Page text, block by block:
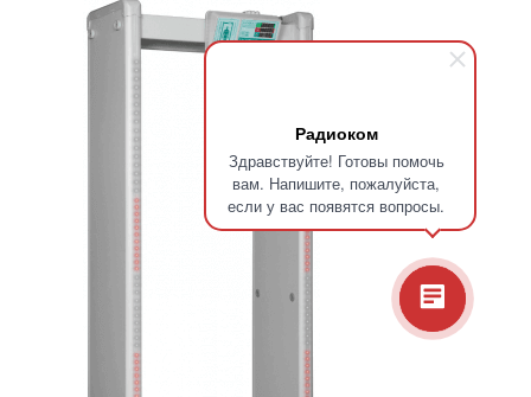
Радиоком
Здравствуйте! Готовы помочь
вам. Напишите, пожалуйста,
если у вас появятся вопросы.